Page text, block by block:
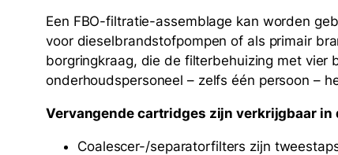
Een FBO-filtratie-assemblage kan worden
voor dieselbrandstofpompen of als primair
borgringkraag, die de filterbehuizing met vier
onderhoudspersoneel – zelfs één persoon –
Vervangende cartridges zijn verkrijgbaar in
Coalescer-/separatorfilters zijn